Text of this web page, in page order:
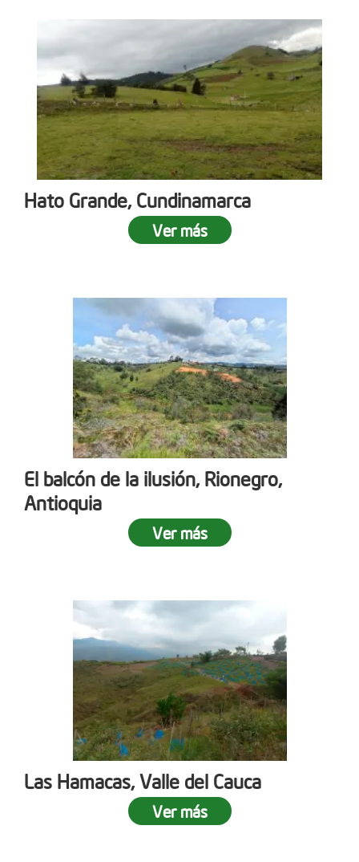
Hato Grande, Cundinamarca
Ver más
El balcón de la ilusión, Rionegro,
Antioquia
Ver más
Las Hamacas, Valle del Cauca
Ver más